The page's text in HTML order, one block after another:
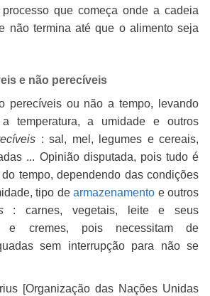
que começa onde a cadeia
não termina até que o alimento seja
e não perecíveis
perecíveis ou não a tempo, levando
temperatura, a umidade e outros
: sal, mel, legumes e cereais,
... Opinião disputada, pois tudo é
tempo, dependendo das condições
tipo dearmazenamento e outros
: carnes, vegetais, leite e seus
e cremes, pois necessitam de
sem interrupção para não se
[Organização das Nações Unidas